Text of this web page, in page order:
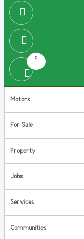
0
Motors
For Sale
Property
Jobs
Services
Communities